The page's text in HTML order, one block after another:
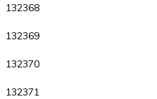
132368
132369
132370
132371